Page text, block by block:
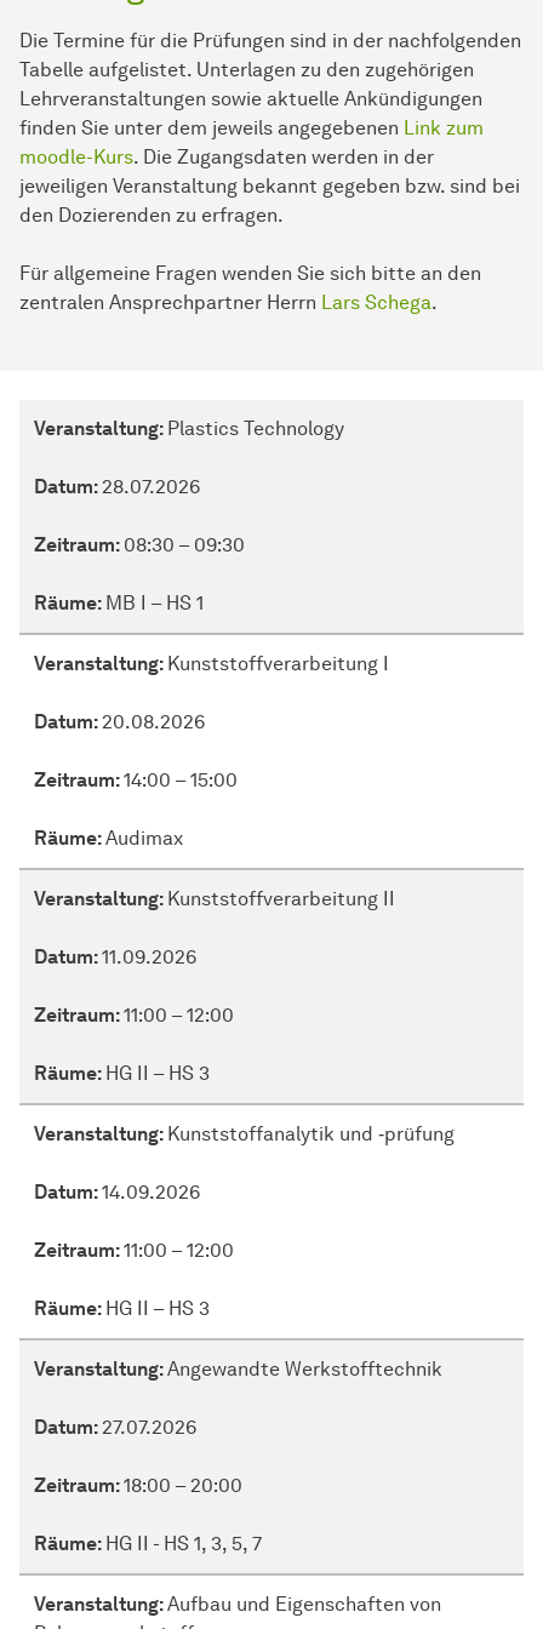
Die Termine für die Prüfungen sind in der nachfolgenden
Tabelle aufgelistet. Unterlagen zu den zugehörigen
Lehrveranstaltungen sowie aktuelle Ankündigungen
finden Sie unter dem jeweils angegebenen Link zum
moodle-Kurs. Die Zugangsdaten werden in der
jeweiligen Veranstaltung bekannt gegeben bzw. sind bei
den Dozierenden zu erfragen.
Für allgemeine Fragen wenden Sie sich bitte an den
zentralen Ansprechpartner Herrn Lars Schega.
Sommersemester
Zeitraum
Veranstaltung: Plastics Technology
Datum:28.07.2026
Zeitraum: 08:30 – 09:30
Räume: MB I – HS 1
Veranstaltung: Kunststoffverarbeitung I
Datum:20.08.2026
Zeitraum:14:00 – 15:00
Räume:Audimax
Veranstaltung: Kunststoffverarbeitung II
Datum:11.09.2026
Zeitraum:11:00 – 12:00
Räume: HG II – HS 3
Veranstaltung: Kunststoffanalytik und ‑prüfung
Datum:14.09.2026
Zeitraum:11:00 – 12:00
Räume: HG II – HS 3
Veranstaltung:Angewandte Werkstofftechnik
Datum:27.07.2026
Zeitraum:18:00 – 20:00
Räume: HG II - HS 1, 3, 5, 7
Veranstaltung:Aufbau und Eigenschaften von